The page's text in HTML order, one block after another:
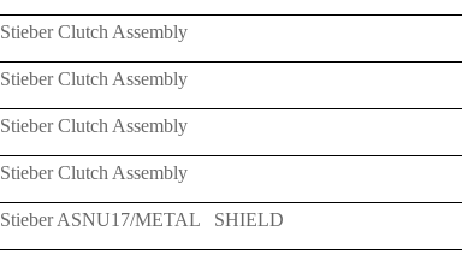
Stieber Clutch Assembly
Stieber Clutch Assembly
Stieber Clutch Assembly
Stieber Clutch Assembly
Stieber ASNU17/METAL SHIELD